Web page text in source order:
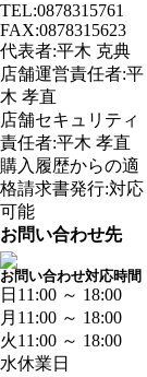
TEL:0878315761
FAX:0878315623
代表者:平木 克典
店舗運営責任者:平
木 孝直
店舗セキュリティ
責任者:平木 孝直
購入履歴からの適
格請求書発行:対応
可能
お問い合わせ先
お問い合わせ対応時間
日 11:00 ～ 18:00
月 11:00 ～ 18:00
火11:00 ～ 18:00
水休業日